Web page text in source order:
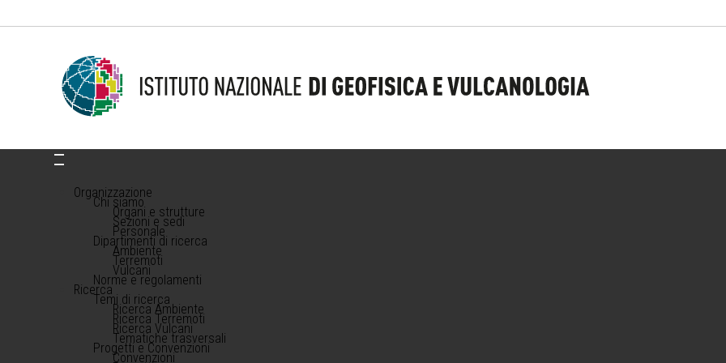
Organizzazione
Chi siamo
Organi e strutture
Sezioni e sedi
Personale
Dipartimenti di ricerca
Ambiente
Terremoti
Vulcani
Norme e regolamenti
Ricerca
Temi di ricerca
Ricerca Ambiente
Ricerca Terremoti
Ricerca Vulcani
Tematiche trasversali
Progetti e Convenzioni
Convenzioni